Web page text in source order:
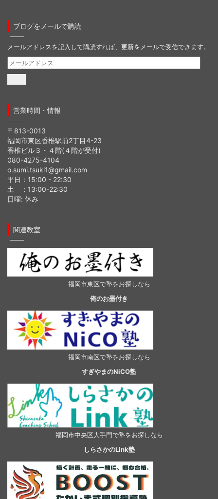
ブログをメールで購読
メールアドレスを記入して購読すれば、更新をメールで受信できます。
メ
ー
レ
ス
営業時間・情報
〒813-0013
福岡市東区香椎駅前2丁目4-23
香椎ビル３・４階(４階が受付)
080-4275-4104
o.sumi.tsuki1@gmail.com
平日：15:00 - 22:30
土 ：13:00-22:30
日曜: 休み
関連教室
福岡市東区で塾をお探しなら
俺のお墨付き
福岡市南区で塾をお探しなら
すぎやまのNiCO塾
福岡市中央区大手門で塾をお探しなら
しらさかのLink塾